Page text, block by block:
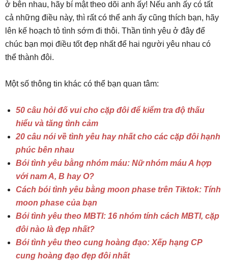
ở bên nhau, hãy bí mật theo dõi anh ấy! Nếu anh ấy có tất
cả những điều này, thì rất có thể anh ấy cũng thích bạn, hãy
lên kế hoạch tỏ tình sớm đi thôi. Thần tình yêu ở đây để
chúc bạn mọi điều tốt đẹp nhất để hai người yêu nhau có
thể thành đôi.
Một số thông tin khác có thể bạn quan tâm:
50 câu hỏi đố vui cho cặp đôi để kiểm tra độ thấu
hiểu và tăng tình cảm
20 câu nói về tình yêu hay nhất cho các cặp đôi hạnh
phúc bên nhau
Bói tình yêu bằng nhóm máu: Nữ nhóm máu A hợp
với nam A, B hay O?
Cách bói tình yêu bằng moon phase trên Tiktok: Tính
moon phase của bạn
Bói tình yêu theo MBTI: 16 nhóm tính cách MBTI, cặp
đôi nào là đẹp nhất?
Bói tình yêu theo cung hoàng đạo: Xếp hạng CP
cung hoàng đạo đẹp đôi nhất